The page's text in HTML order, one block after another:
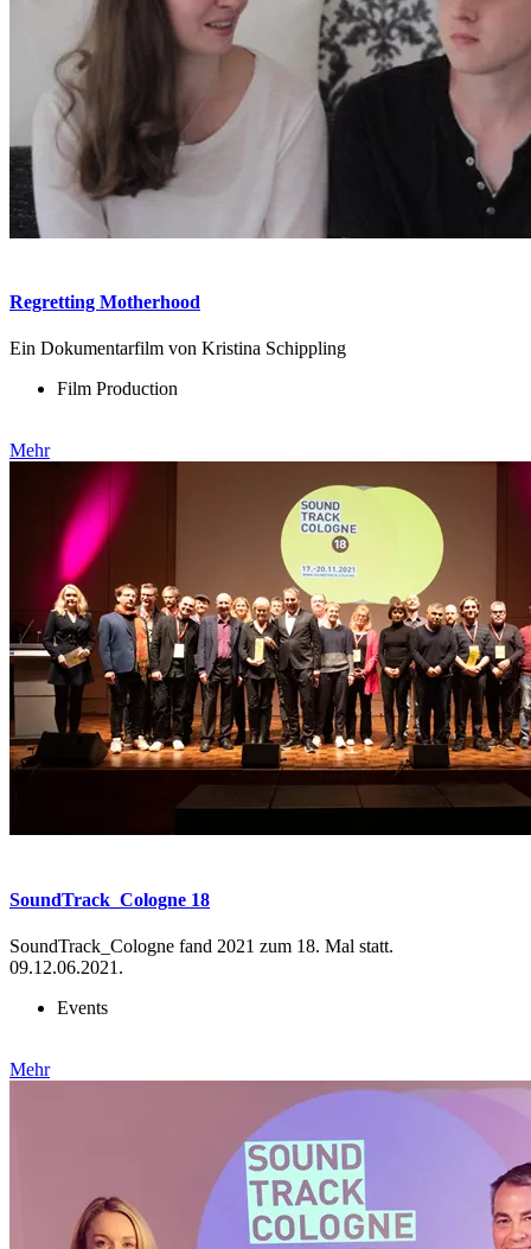
Regretting Motherhood
Ein Dokumentarfilm von Kristina Schippling
Film Production
Mehr
SoundTrack_Cologne 18
SoundTrack_Cologne fand 2021 zum 18. Mal statt.
09.12.06.2021.
Events
Mehr